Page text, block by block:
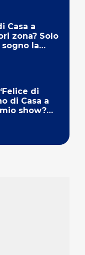
Casa a
zona? Solo
la
di
di Casa a
show?